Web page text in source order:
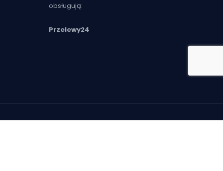
obsługują:
Przelewy24